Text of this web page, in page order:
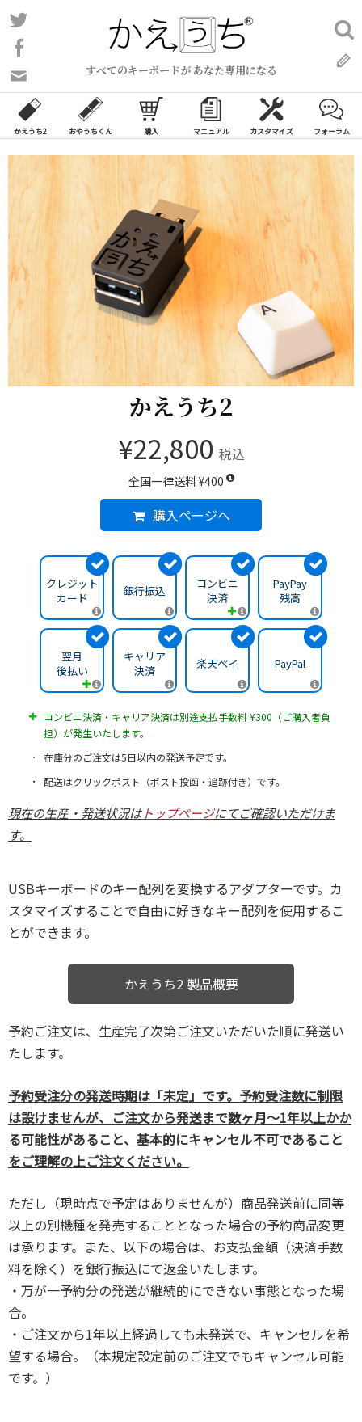
コ
ン
ン
ツ
ス
キ
プ
すべてのキーボードが あなた専用になる
い
合
わ
フ
ォ
ー
ム
検
索:
かえうち2 おやうちくん 購入 マニュアル カスタマイズ フォーラム
かえうち2
¥22,800 税込
全国一律送料 ¥400
購入ページへ
クレジット
カード
銀行振込
コンビニ
決済
PayPay
残高
翌月
後払い
キャリア
決済
楽天ペイ PayPal
コンビニ決済・キャリア決済は別途支払手数料 ¥300（ご購入者負
担）が発生いたします。
在庫分のご注文は5日以内の発送予定です。
配送はクリックポスト（ポスト投函・追跡付き）です。
現在の生産・発送状況はトップページにてご確認いただけま
す。
USBキーボードのキー配列を変換するアダプターです。カ
スタマイズすることで自由に好きなキー配列を使用するこ
とができます。
かえうち2 製品概要
予約ご注文は、生産完了次第ご注文いただいた順に発送い
たします。
予約受注分の発送時期は「未定」です。予約受注数に制限
は設けませんが、ご注文から発送まで数ヶ月〜1年以上かか
る可能性があること、基本的にキャンセル不可であること
をご理解の上ご注文ください。
ただし（現時点で予定はありませんが）商品発送前に同等
以上の別機種を発売することとなった場合の予約商品変更
は承ります。また、以下の場合は、お支払金額（決済手数
料を除く）を銀行振込にて返金いたします。
・万が一予約分の発送が継続的にできない事態となった場
合。
・ご注文から1年以上経過しても未発送で、キャンセルを希
望する場合。（本規定設定前のご注文でもキャンセル可能
です。）